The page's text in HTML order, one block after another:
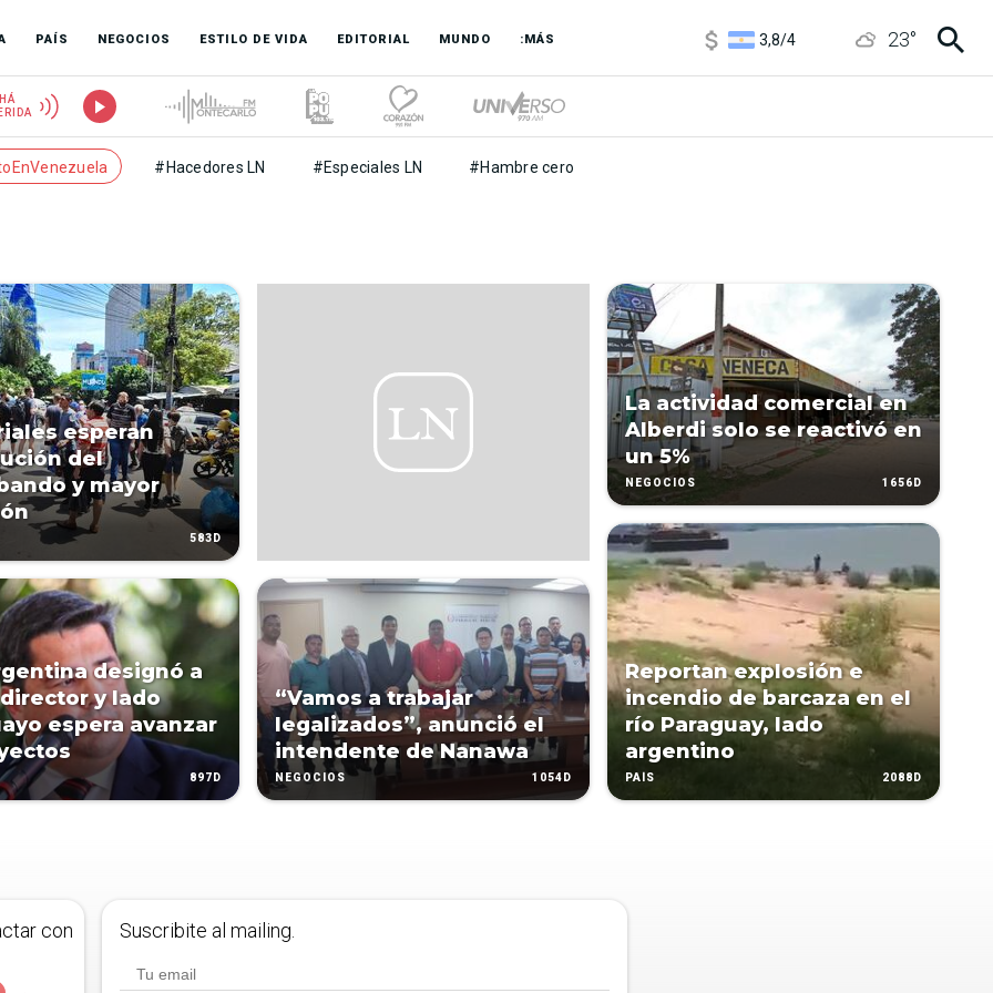
PAÍS NEGOCIOS ESTILO DE VIDA EDITORIAL MUNDO :MÁS
3,8/4
23°
#Hacedores LN #Especiales LN #Hambre cero
esperan
del
y mayor
583D
designó a
y lado
espera avanzar
897D
“Vamos a trabajar
legalizados”, anunció el
intendente de Nanawa
NEGOCIOS 1054D
La actividad comercial en
Alberdi solo se reactivó en
un 5%
NEGOCIOS 1656D
Reportan explosión e
incendio de barcaza en el
río Paraguay, lado
argentino
PAÍS 2088D
con
Suscribite al mailing.